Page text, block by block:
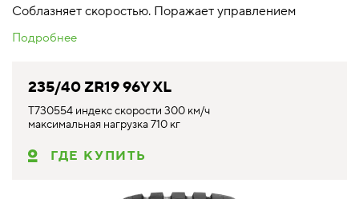
Соблазняет скоростью. Поражает управлением
Подробнее
235/40 ZR19 96Y XL
T730554 индекс скорости 300 км/ч
максимальная нагрузка 710 кг
ГДЕ КУПИТЬ